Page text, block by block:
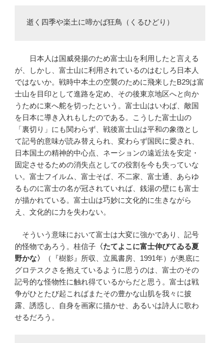
逝く四季や楽土に啼かば狂鳥（くるひどり）
日本人は国威発揚のため富士山を利用したと言える
が、しかし、富士山に利用されているのはむしろ日本人
ではないか。戦時中本土の空襲のために飛来したB29は富
士山を目印として進路を定め、その後東京地区へと向か
うために東へ舵を切ったという。富士山はいわば、敵国
を日本に導き入れもしたのである。こうした富士山の
「裏切り」にも関わらず、戦後富士山は平和の象徴とし
て記号的意味が読み替えられ、変わらず国民に愛され、
日本国土の精神的中心点、ネーションの遠近法を安定・
固定させるための消失点としての役割を今も失っていな
い。富士フイルム、富士そば、不二家、富士通、あらゆ
るものに富士の名が冠されていれば、銭湯の壁にも富士
が描かれている。富士山は巧妙に文化的に生きながら
え、文化的に力を失わない。
そういう意味において富士は大変に強かであり、記号
的怪物であろう。桂信子 〈たてよこに富士伸びてゐる夏
野かな〉
（『樹影』所収、立風書房、1991年）が奥底に
グロテスクさを抱えているように思うのは、富士のその
記号的な怪物性に触れ得ているからだと思う。富士は戦
争がひとたび起こればまたその豊かな山肌を我々に披
露、誘惑し、自身を画家に描かせ、あるいは詩人に歌わ
せるだろう。